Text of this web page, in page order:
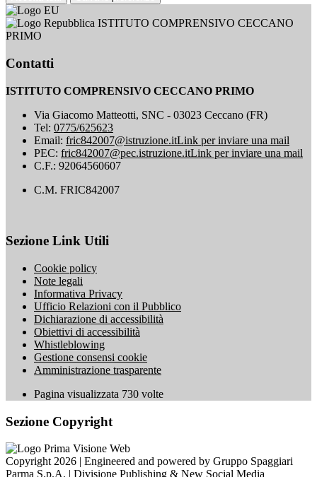
ISTITUTO COMPRENSIVO CECCANO
PRIMO
Contatti
ISTITUTO COMPRENSIVO CECCANO PRIMO
Via Giacomo Matteotti, SNC - 03023 Ceccano (FR)
Tel: 0775/625623
Email: fric842007@istruzione.itLink per inviare una mail
PEC: fric842007@pec.istruzione.itLink per inviare una mail
C.F.: 92064560607
C.M. FRIC842007
Sezione Link Utili
Cookie policy
Note legali
Informativa Privacy
Ufficio Relazioni con il Pubblico
Dichiarazione di accessibilità
Obiettivi di accessibilità
Whistleblowing
Gestione consensi cookie
Amministrazione trasparente
Pagina visualizzata 730 volte
Sezione Copyright
Copyright 2026 | Engineered and powered by Gruppo Spaggiari
Parma S.p.A. | Divisione Publishing & New Social Media